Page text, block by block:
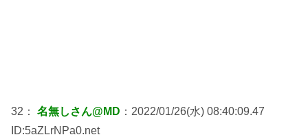
32： 名無しさん@MD ：2022/01/26(水) 08:40:09.47
ID:5aZLrNPa0.net